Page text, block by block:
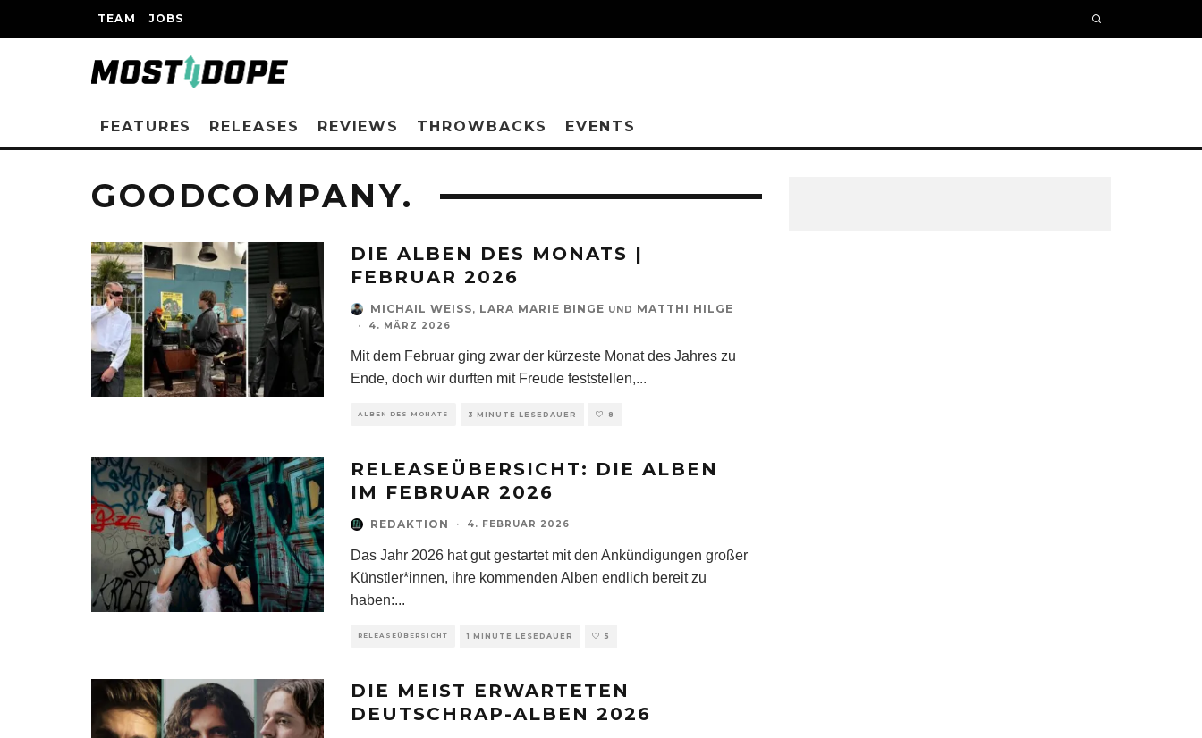
TEAM JOBS
FEATURES RELEASES REVIEWS THROWBACKS EVENTS
GOODCOMPANY.
DIE ALBEN DES MONATS |
FEBRUAR 2026
MICHAIL WEISS, LARA MARIE BINGE UND MATTHI HILGE
· 4. MÄRZ 2026
Mit dem Februar ging zwar der kürzeste Monat des Jahres zu
Ende, doch wir durften mit Freude feststellen,...
ALBEN DES MONATS 3 MINUTE LESEDAUER 8
RELEASEÜBERSICHT: DIE ALBEN
IM FEBRUAR 2026
REDAKTION · 4. FEBRUAR 2026
Das Jahr 2026 hat gut gestartet mit den Ankündigungen großer
Künstler*innen, ihre kommenden Alben endlich bereit zu
haben:...
RELEASEÜBERSICHT 1 MINUTE LESEDAUER 5
DIE MEIST ERWARTETEN
DEUTSCHRAP-ALBEN 2026